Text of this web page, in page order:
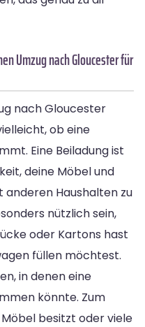
Umzug nach Gloucester für
nach Gloucester
ob eine
Eine Beiladung ist
deine Möbel und
Haushalten zu
nützlich sein,
oder Kartons hast
füllen möchtest.
in denen eine
könnte. Zum
besitzt oder viele